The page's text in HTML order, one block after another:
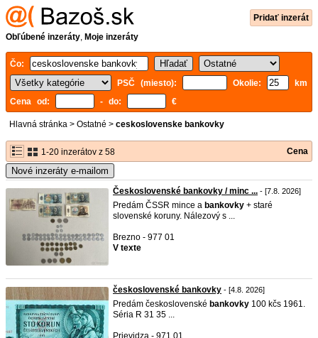
Pridať inzerát
Obľúbené inzeráty, Moje inzeráty
Čo:
PSČ (miesto):
Okolie:
km
Cena od:
- do: €
Hlavná stránka > Ostatné > ceskoslovenske bankovky
1-20 inzerátov z 58 Cena
Nové inzeráty e-mailom
Československé bankovky / minc ... - [7.8. 2026]
Predám ČSSR mince a bankovky + staré
slovenské koruny. Nálezový s ...
Brezno - 977 01
V texte
československé bankovky - [4.8. 2026]
Predám československé bankovky 100 kčs 1961.
Séria R 31 35 ...
Prievidza - 971 01